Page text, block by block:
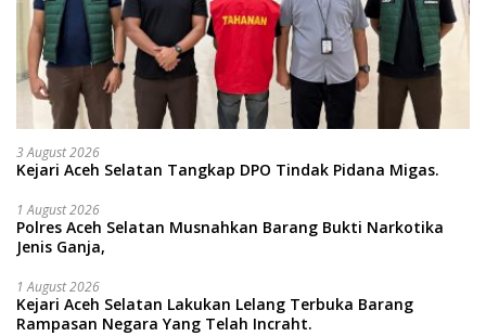
3 August 2026
Kejari Aceh Selatan Tangkap DPO Tindak Pidana Migas.
1 August 2026
Polres Aceh Selatan Musnahkan Barang Bukti Narkotika
Jenis Ganja,
1 August 2026
Kejari Aceh Selatan Lakukan Lelang Terbuka Barang
Rampasan Negara Yang Telah Incraht.